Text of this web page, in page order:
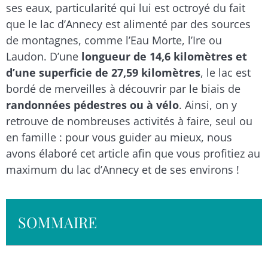
ses eaux, particularité qui lui est octroyé du fait
que le lac d’Annecy est alimenté par des sources
de montagnes, comme l’Eau Morte, l’Ire ou
Laudon. D’une longueur de 14,6 kilomètres et
d’une superficie de 27,59 kilomètres, le lac est
bordé de merveilles à découvrir par le biais de
randonnées pédestres ou à vélo. Ainsi, on y
retrouve de nombreuses activités à faire, seul ou
en famille : pour vous guider au mieux, nous
avons élaboré cet article afin que vous profitiez au
maximum du lac d’Annecy et de ses environs !
SOMMAIRE